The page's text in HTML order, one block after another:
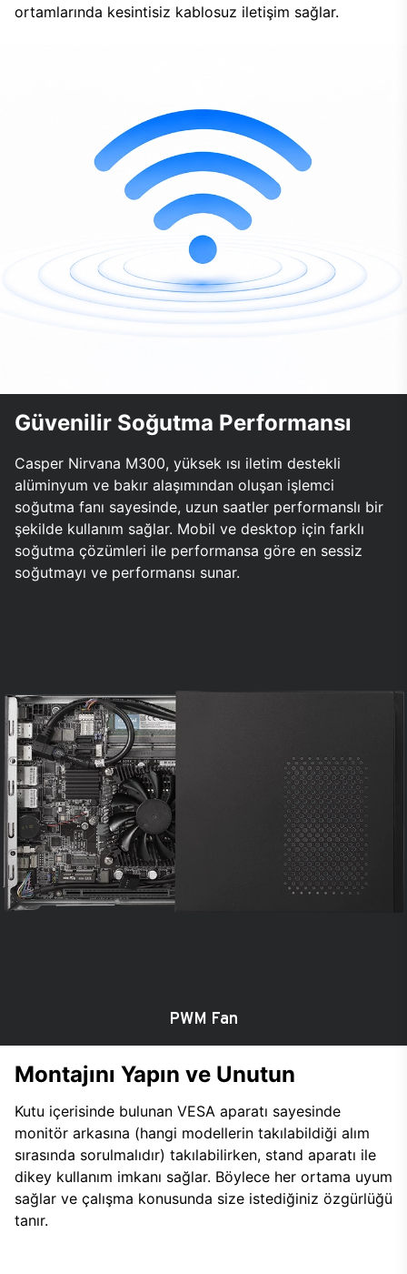
ortamlarında kesintisiz kablosuz iletişim sağlar.
Güvenilir Soğutma Performansı
Casper Nirvana M300, yüksek ısı iletim destekli
alüminyum ve bakır alaşımından oluşan işlemci
soğutma fanı sayesinde, uzun saatler performanslı bir
şekilde kullanım sağlar. Mobil ve desktop için farklı
soğutma çözümleri ile performansa göre en sessiz
soğutmayı ve performansı sunar.
PWM Fan
Montajını Yapın ve Unutun
Kutu içerisinde bulunan VESA aparatı sayesinde
monitör arkasına (hangi modellerin takılabildiği alım
sırasında sorulmalıdır) takılabilirken, stand aparatı ile
dikey kullanım imkanı sağlar. Böylece her ortama uyum
sağlar ve çalışma konusunda size istediğiniz özgürlüğü
tanır.